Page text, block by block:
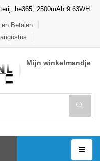
he365, 2500mAh 9.63WH
en Betalen
Mijn winkelmandje